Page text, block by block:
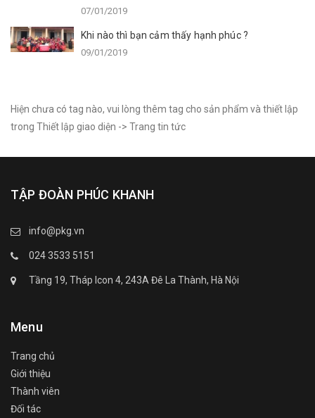
07/01/2019
Khi nào thì bạn cảm thấy hạnh phúc ?
09/01/2019
Hiện chưa có tag nào, vui lòng thêm tag cho sản phẩm và thiết lập
trong Thiết lập giao diện -> Trang tin tức
TẬP ĐOÀN PHÚC KHANH
info@pkg.vn
024 3533 5151
Tầng 19, Tháp Icon 4, 243A Đê La Thành, Hà Nội
Menu
Trang chủ
Giới thiệu
Thành viên
Đối tác